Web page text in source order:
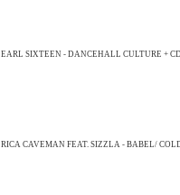
EARL SIXTEEN - DANCEHALL CULTURE +
RICA CAVEMAN FEAT. SIZZLA - BABEL/